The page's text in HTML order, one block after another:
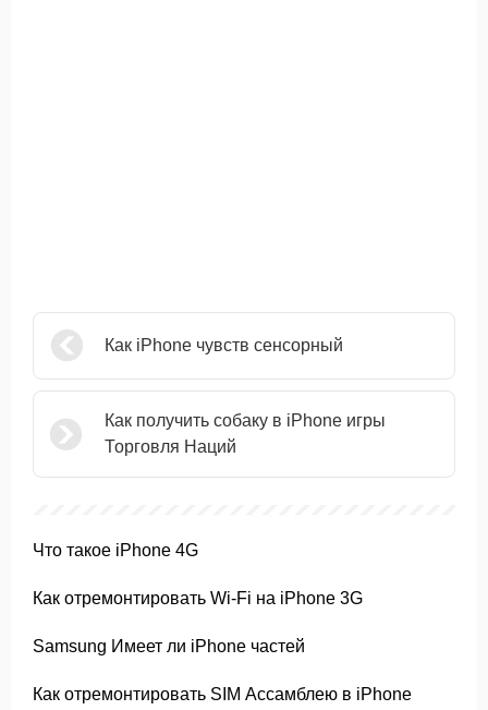
Как iPhone чувств сенсорный
Как получить собаку в iPhone игры
Торговля Наций
Что такое iPhone 4G
Как отремонтировать Wi-Fi на iPhone 3G
Samsung Имеет ли iPhone частей
Как отремонтировать SIM Ассамблею в iPhone